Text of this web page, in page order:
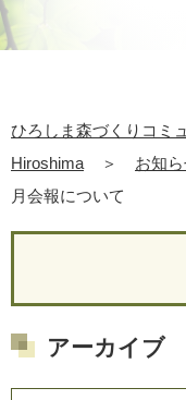
ひろしま森づくりコミ
Hiroshima
＞ お知
月会報について
アーカイブ